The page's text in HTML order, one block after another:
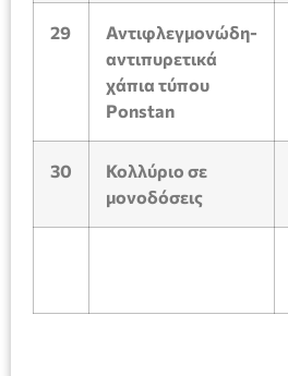
29
Αντιφλεγμονώδη-
αντιπυρετικά
χάπια τύπου
Ponstan
30
Κολλύριο σε
μονοδόσεις